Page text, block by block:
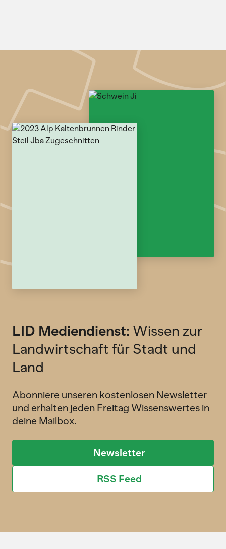
LID Mediendienst: Wissen zur
Landwirtschaft für Stadt und
Land
Abonniere unseren kostenlosen Newsletter
und erhalten jeden Freitag Wissenswertes in
deine Mailbox.
Newsletter
RSS Feed